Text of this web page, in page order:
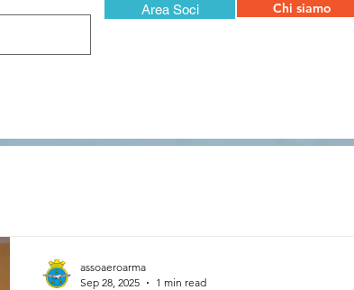
Area Soci Chi siamo
assoaeroarma
Sep 28, 2025
1 min read